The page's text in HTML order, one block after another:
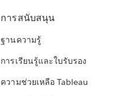
การสนับสนุน
ฐานความรู้
การเรียนรู้และใบรับรอง
ความช่วยเหลือ Tableau